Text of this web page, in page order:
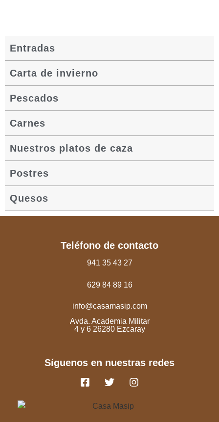
Entradas
Carta de invierno
Pescados
Carnes
Nuestros platos de caza
Postres
Quesos
Teléfono de contacto
941 35 43 27
629 84 89 16
info@casamasip.com
Avda. Academia Militar
4 y 6 26280 Ezcaray
Síguenos en nuestras redes